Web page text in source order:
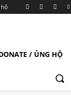
/ ỦNG HỘ